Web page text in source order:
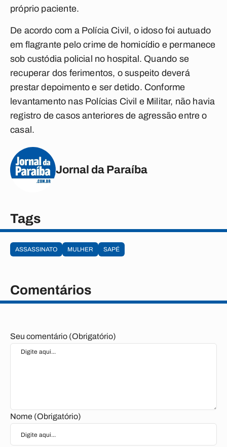
próprio paciente.
De acordo com a Polícia Civil, o idoso foi autuado
em flagrante pelo crime de homicídio e permanece
sob custódia policial no hospital. Quando se
recuperar dos ferimentos, o suspeito deverá
prestar depoimento e ser detido. Conforme
levantamento nas Polícias Civil e Militar, não havia
registro de casos anteriores de agressão entre o
casal.
Jornal da Paraíba
Tags
ASSASSINATO MULHER SAPÉ
Comentários
Seu comentário (Obrigatório)
Nome (Obrigatório)